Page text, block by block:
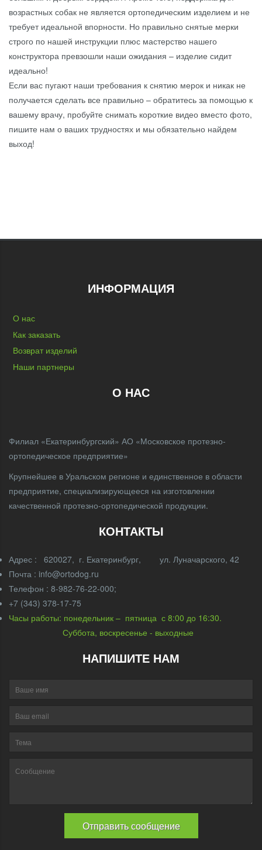
возрастных собак не является ортопедическим изделием и не
требует идеальной впорности. Но правильно снятые мерки
строго по нашей инструкции плюс мастерство нашего
конструктора превзошли наши ожидания – изделие сидит
идеально!
Если вас пугают наши требования к снятию мерок и никак не
получается сделать все правильно – обратитесь за помощью к
вашему врачу, пробуйте снимать короткие видео вместо фото,
пишите нам о ваших трудностях и мы обязательно найдем
выход!
ИНФОРМАЦИЯ
О нас
Как заказать
Возврат изделий
Наши партнеры
О НАС
Филиал «Екатеринбургский» АО «Московское протезно-
ортопедическое предприятие»
Крупнейшее в Уральском регионе и единственное в области
предприятие, специализирующееся на изготовлении
качественной протезно-ортопедической продукции.
КОНТАКТЫ
Адрес : 620027, г. Екатеринбург, ул. Луначарского, 42
Почта : info@ortodog.ru
Телефон : 8-982-76-22-000;
+7 (343) 378-17-75
Часы работы: понедельник – пятница с 8:00 до 16:30.
Суббота, воскресенье - выходные
НАПИШИТЕ НАМ